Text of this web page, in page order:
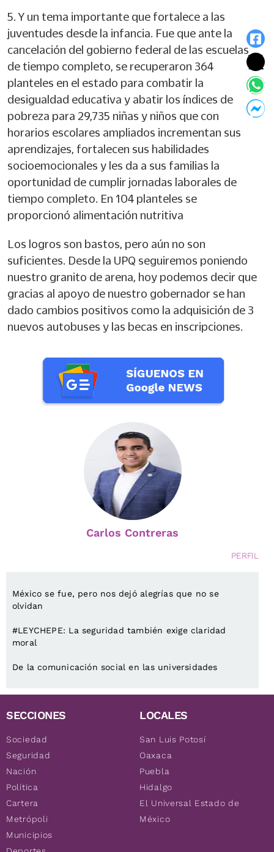
Carlos Contreras
PERFIL
México se fue, pero nos dejó alegrías que no se
olvidan
#LEYCHEPE: La seguridad también exige claridad
moral
De la comunicación social en las universidades
5. Y un tema importante que fortalece a las
juventudes desde la infancia. Fue que ante la
cancelación del gobierno federal de las escuelas
de tiempo completo, se recuperaron 364
planteles en el estado para combatir la
desigualdad educativa y abatir los índices de
pobreza para 29,735 niñas y niños que con
horarios escolares ampliados incrementan sus
aprendizajes, fortalecen sus habilidades
socioemocionales y les da a sus familias la
oportunidad de cumplir jornadas laborales de
tiempo completo. En 104 planteles se
proporcionó alimentación nutritiva
Los logros son bastos, pero aún no son
suficientes. Desde la UPQ seguiremos poniendo
nuestro granito de arena, hoy podemos decir que
gracias al apoyo de nuestro gobernador se han
dado cambios positivos como la adquisición de 3
nuevos autobuses y las becas en inscripciones.
SECCIONES
Sociedad
Seguridad
Nación
Política
Cartera
Metrópoli
Municipios
LOCALES
San Luis Potosí
Oaxaca
Puebla
Hidalgo
El Universal Estado de
México